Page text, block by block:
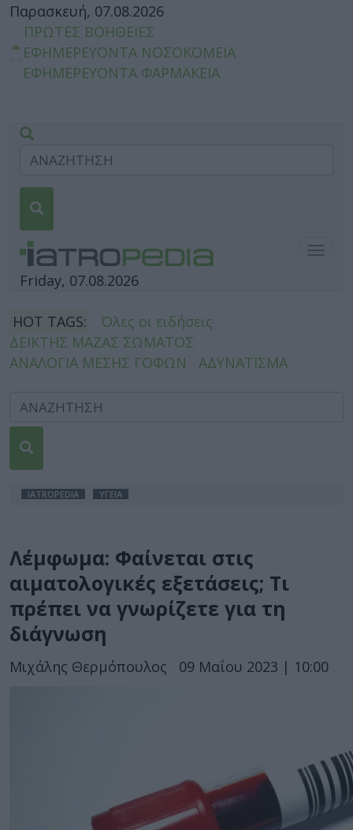
Παρασκευή, 07.08.2026
ΠΡΩΤΕΣ ΒΟΗΘΕΙΕΣ
ΕΦΗΜΕΡΕΥΟΝΤΑ ΝΟΣΟΚΟΜΕΙΑ
ΕΦΗΜΕΡΕΥΟΝΤΑ ΦΑΡΜΑΚΕΙΑ
Friday, 07.08.2026
HOT TAGS:
Όλες οι ειδήσεις
ΔΕΙΚΤΗΣ ΜΑΖΑΣ ΣΩΜΑΤΟΣ
ΑΝΑΛΟΓΙΑ ΜΕΣΗΣ ΓΟΦΩΝ
ΑΔΥΝΑΤΙΣΜΑ
IATROPEDIA ΥΓΕΙΑ
Λέμφωμα: Φαίνεται στις
αιματολογικές εξετάσεις; Τι
πρέπει να γνωρίζετε για τη
διάγνωση
Μιχάλης Θερμόπουλος 09 Μαΐου 2023 | 10:00